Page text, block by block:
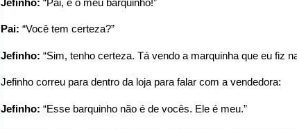
Jefinho: “Pai, é o meu barquinho!”
Pai: “Você tem certeza?”
Jefinho: “Sim, tenho certeza. Tá vendo a marquinha que eu fiz
Jefinho correu para dentro da loja para falar com a vendedora:
Jefinho: “Esse barquinho não é de vocês. Ele é meu.”